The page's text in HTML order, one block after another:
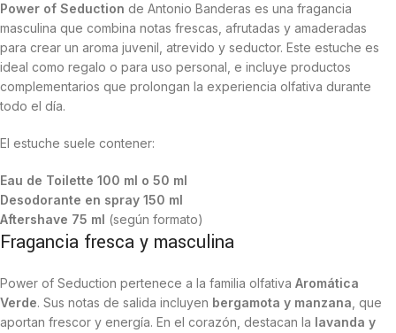
Power of Seduction de Antonio Banderas es una fragancia
masculina que combina notas frescas, afrutadas y amaderadas
para crear un aroma juvenil, atrevido y seductor. Este estuche es
ideal como regalo o para uso personal, e incluye productos
complementarios que prolongan la experiencia olfativa durante
todo el día.
El estuche suele contener:
Eau de Toilette 100 ml o 50 ml
Desodorante en spray 150 ml
Aftershave 75 ml (según formato)
Fragancia fresca y masculina
Power of Seduction pertenece a la familia olfativa Aromática
Verde. Sus notas de salida incluyen bergamota y manzana , que
aportan frescor y energía. En el corazón, destacan la lavanda y